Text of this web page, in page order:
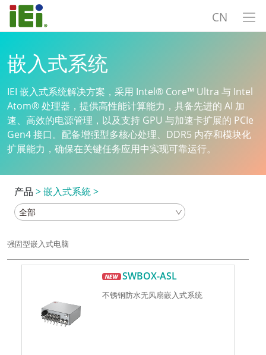
CN
嵌入式系统
IEI 嵌入式系统解决方案，采用 Intel® Core™ Ultra 与 Intel
Atom® 处理器，提供高性能计算能力，具备先进的 AI 加
速、高效的电源管理，以及支持 GPU 与加速卡扩展的 PCIe
Gen4 接口。配备增强型多核心处理、DDR5 内存和模块化
扩展能力，确保在关键任务应用中实现可靠运行。
产品 >嵌入式系統>
强固型嵌入式电脑
SWBOX-ASL
不锈钢防水无风扇嵌入式系统